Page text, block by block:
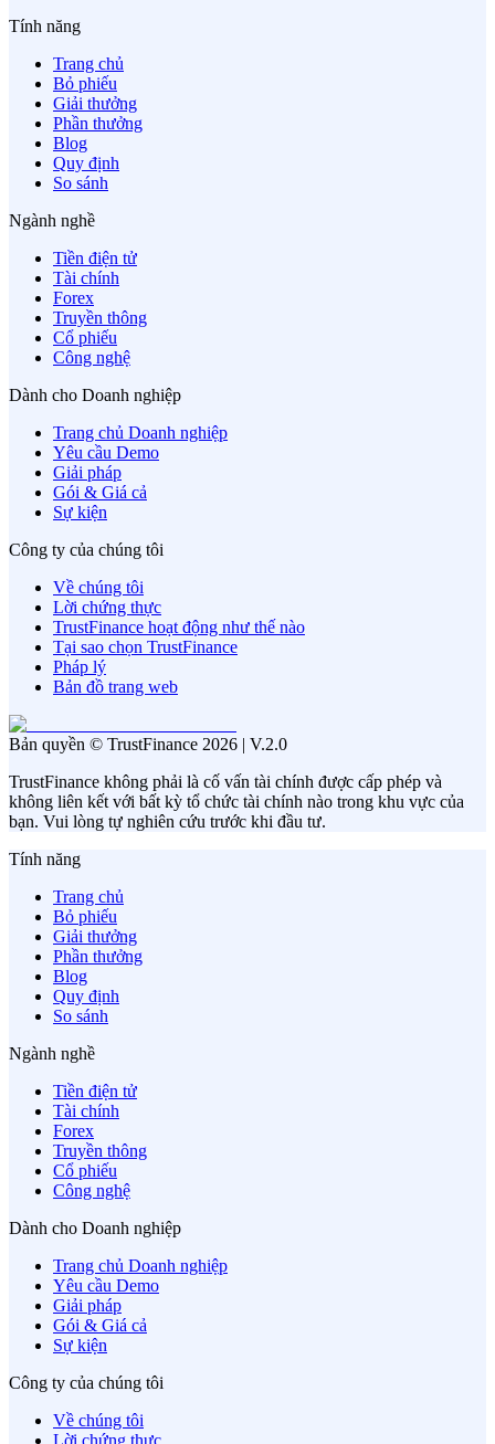
Tính năng
Trang chủ
Bỏ phiếu
Giải thưởng
Phần thưởng
Blog
Quy định
So sánh
Ngành nghề
Tiền điện tử
Tài chính
Forex
Truyền thông
Cổ phiếu
Công nghệ
Dành cho Doanh nghiệp
Trang chủ Doanh nghiệp
Yêu cầu Demo
Giải pháp
Gói & Giá cả
Sự kiện
Công ty của chúng tôi
Về chúng tôi
Lời chứng thực
TrustFinance hoạt động như thế nào
Tại sao chọn TrustFinance
Pháp lý
Bản đồ trang web
Bản quyền © TrustFinance 2026 | V.2.0
TrustFinance không phải là cố vấn tài chính được cấp phép và
không liên kết với bất kỳ tổ chức tài chính nào trong khu vực của
bạn. Vui lòng tự nghiên cứu trước khi đầu tư.
Tính năng
Trang chủ
Bỏ phiếu
Giải thưởng
Phần thưởng
Blog
Quy định
So sánh
Ngành nghề
Tiền điện tử
Tài chính
Forex
Truyền thông
Cổ phiếu
Công nghệ
Dành cho Doanh nghiệp
Trang chủ Doanh nghiệp
Yêu cầu Demo
Giải pháp
Gói & Giá cả
Sự kiện
Công ty của chúng tôi
Về chúng tôi